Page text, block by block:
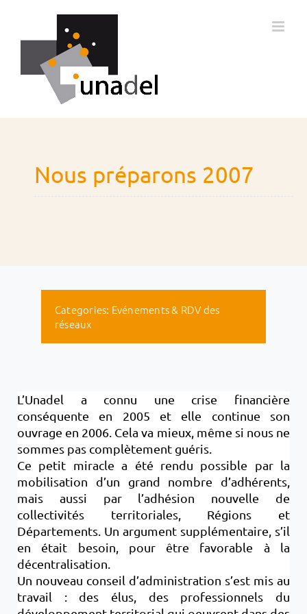
contenu
Nous préparons 2007
Categories: Evénements & RDV des
réseaux
L’Unadel a connu une crise financière
conséquente en 2005 et elle continue son
ouvrage en 2006. Cela va mieux, même si nous ne
sommes pas complètement guéris.
Ce petit miracle a été rendu possible par la
mobilisation d’un grand nombre d’adhérents,
mais aussi par l’adhésion nouvelle de
collectivités territoriales, Régions et
Départements. Un argument supplémentaire, s’il
en était besoin, pour être favorable à la
décentralisation.
Un nouveau conseil d’administration s’est mis au
travail : des élus, des professionnels du